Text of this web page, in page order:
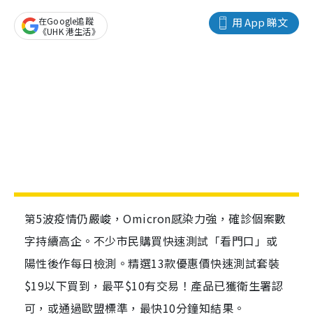
用 App 睇文
在Google追蹤
《UHK 港生活》
第5波疫情仍嚴峻，Omicron感染力強，確診個案數
字持續高企。不少市民購買快速測試「看門口」或
陽性後作每日檢測。精選13款優惠價快速測試套裝
$19以下買到，最平$10有交易！產品已獲衛生署認
可，或通過歐盟標準，最快10分鐘知結果。